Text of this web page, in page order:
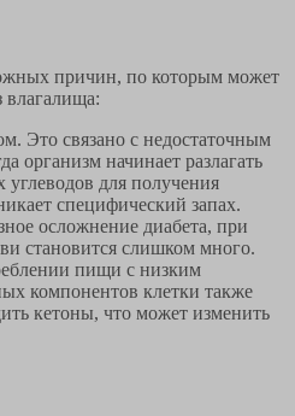
причин, по которым может
влагалища:
Это связано с недостаточным
организм начинает разлагать
для получения
специфический запах.
осложнение диабета, при
становится слишком много.
пищи с низким
компонентов клетки также
кетоны, что может изменить